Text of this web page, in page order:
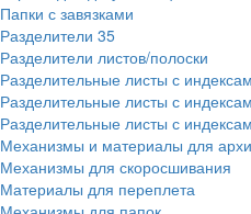
Папки с завязками
Разделители 35
Разделители листов/полоски
Разделительные листы с
Разделительные листы с
Разделительные листы с
Механизмы и материалы для
Механизмы для скоросшивания
Материалы для переплета